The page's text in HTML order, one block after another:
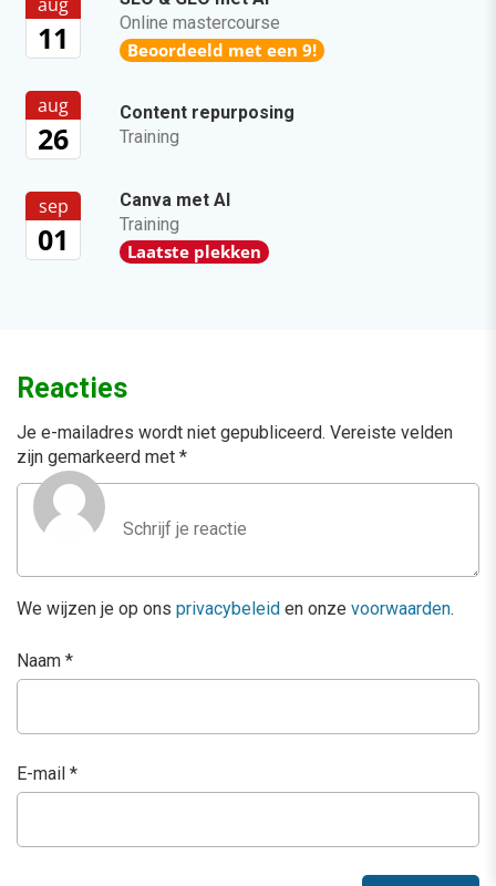
11
Online mastercourse
Beoordeeld met een 9!
aug
26
Content repurposing
Training
sep
01
Canva met AI
Training
Laatste plekken
Reacties
Je e-mailadres wordt niet gepubliceerd. Vereiste velden
zijn gemarkeerd met *
We wijzen je op ons privacybeleid en onze voorwaarden.
Naam *
E-mail *